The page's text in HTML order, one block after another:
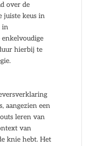
over de
juiste keus in
in
enkelvoudige
hierbij te
aangezien een
leren van
van
knie hebt. Het